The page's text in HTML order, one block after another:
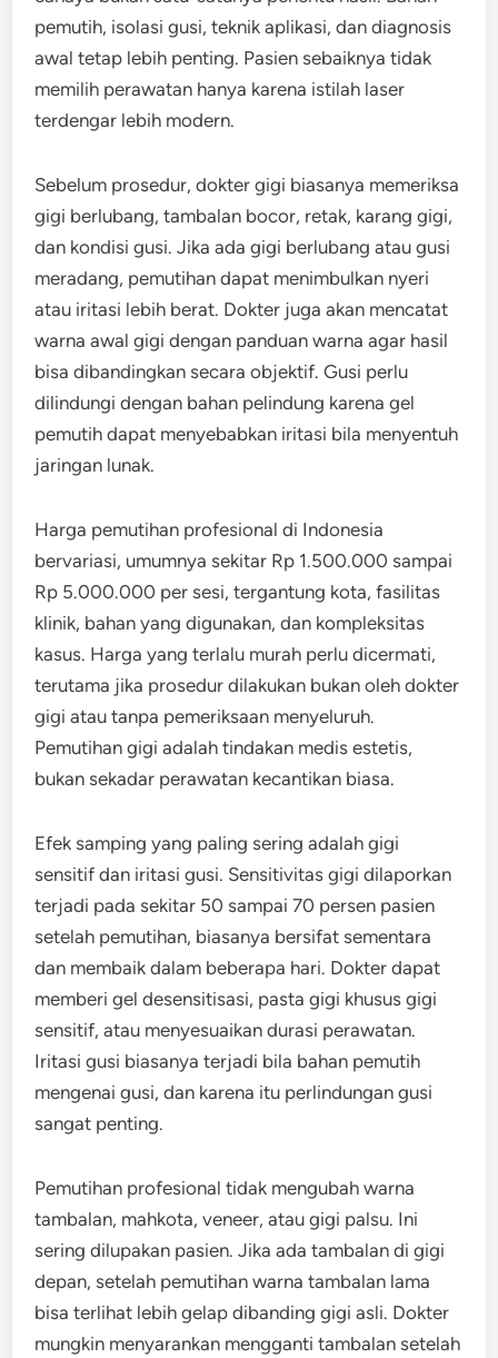
pemutih, isolasi gusi, teknik aplikasi, dan diagnosis
awal tetap lebih penting. Pasien sebaiknya tidak
memilih perawatan hanya karena istilah laser
terdengar lebih modern.
Sebelum prosedur, dokter gigi biasanya memeriksa
gigi berlubang, tambalan bocor, retak, karang gigi,
dan kondisi gusi. Jika ada gigi berlubang atau gusi
meradang, pemutihan dapat menimbulkan nyeri
atau iritasi lebih berat. Dokter juga akan mencatat
warna awal gigi dengan panduan warna agar hasil
bisa dibandingkan secara objektif. Gusi perlu
dilindungi dengan bahan pelindung karena gel
pemutih dapat menyebabkan iritasi bila menyentuh
jaringan lunak.
Harga pemutihan profesional di Indonesia
bervariasi, umumnya sekitar Rp 1.500.000 sampai
Rp 5.000.000 per sesi, tergantung kota, fasilitas
klinik, bahan yang digunakan, dan kompleksitas
kasus. Harga yang terlalu murah perlu dicermati,
terutama jika prosedur dilakukan bukan oleh dokter
gigi atau tanpa pemeriksaan menyeluruh.
Pemutihan gigi adalah tindakan medis estetis,
bukan sekadar perawatan kecantikan biasa.
Efek samping yang paling sering adalah gigi
sensitif dan iritasi gusi. Sensitivitas gigi dilaporkan
terjadi pada sekitar 50 sampai 70 persen pasien
setelah pemutihan, biasanya bersifat sementara
dan membaik dalam beberapa hari. Dokter dapat
memberi gel desensitisasi, pasta gigi khusus gigi
sensitif, atau menyesuaikan durasi perawatan.
Iritasi gusi biasanya terjadi bila bahan pemutih
mengenai gusi, dan karena itu perlindungan gusi
sangat penting.
Pemutihan profesional tidak mengubah warna
tambalan, mahkota, veneer, atau gigi palsu. Ini
sering dilupakan pasien. Jika ada tambalan di gigi
depan, setelah pemutihan warna tambalan lama
bisa terlihat lebih gelap dibanding gigi asli. Dokter
mungkin menyarankan mengganti tambalan setelah